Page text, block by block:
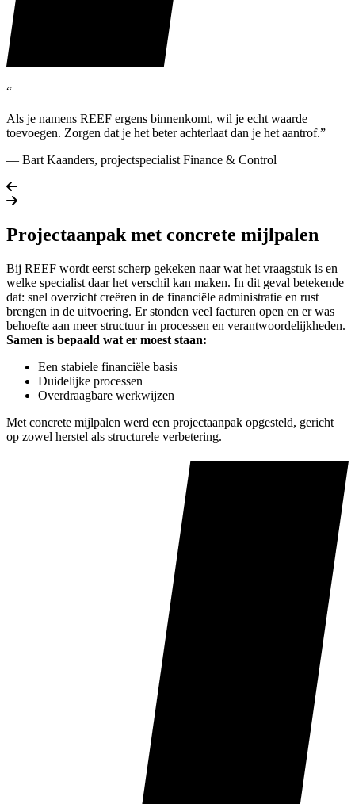
“
Als je namens REEF ergens binnenkomt, wil je echt waarde
toevoegen. Zorgen dat je het beter achterlaat dan je het aantrof.”
— Bart Kaanders, projectspecialist Finance & Control
Vorige slide
Volgende slide
Projectaanpak met concrete mijlpalen
Bij REEF wordt eerst scherp gekeken naar wat het vraagstuk is en
welke specialist daar het verschil kan maken. In dit geval betekende
dat: snel overzicht creëren in de financiële administratie en rust
brengen in de uitvoering. Er stonden veel facturen open en er was
behoefte aan meer structuur in processen en verantwoordelijkheden.
Samen is bepaald wat er moest staan:
Een stabiele financiële basis
Duidelijke processen
Overdraagbare werkwijzen
Met concrete mijlpalen werd een projectaanpak opgesteld, gericht
op zowel herstel als structurele verbetering.